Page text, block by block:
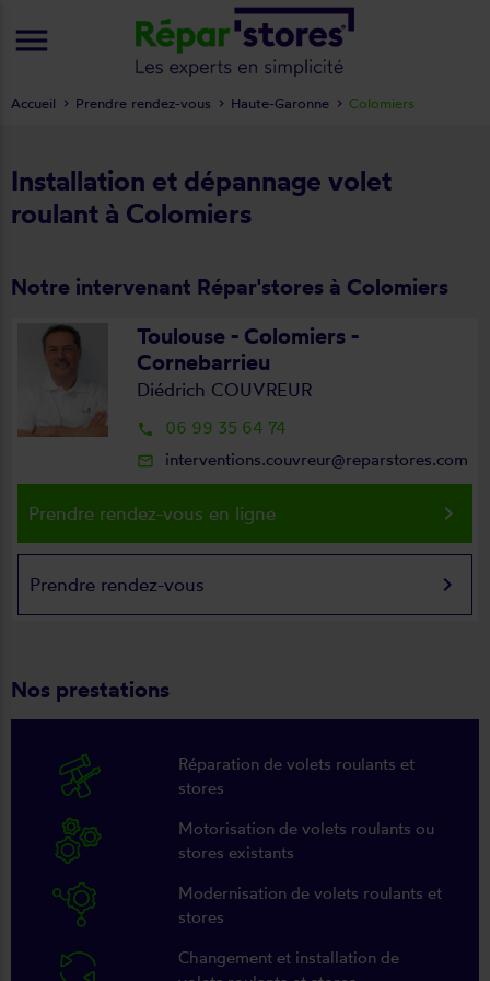
Installation et dépannage volet
roulant à Colomiers
Notre intervenant Répar'stores à Colomiers
Toulouse - Colomiers -
Cornebarrieu
Diédrich COUVREUR
local_phone 06 99 35 64 74
mail_outline interventions.couvreur@reparstores.com
Prendre rendez-vous en ligne keyboard_arrow_right
Prendre rendez-vous keyboard_arrow_right
Nos prestations
Réparation de volets roulants et
stores
Motorisation de volets roulants ou
stores existants
Modernisation de volets roulants et
stores
Changement et installation de
Accueil Prendre rendez-vous Haute-Garonne Colomiers
menu